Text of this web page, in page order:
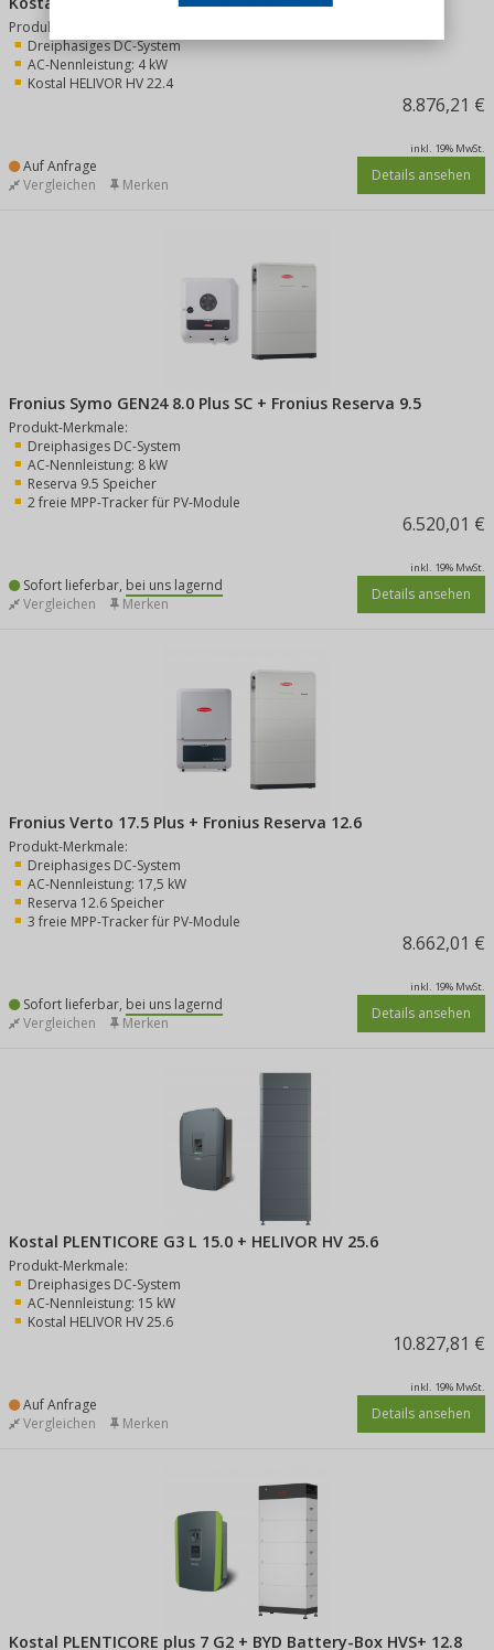
Produkt-Merkmale:
Dreiphasiges DC-System
AC-Nennleistung: 4 kW
Kostal HELIVOR HV 22.4
8.876,21 €
inkl. 19% MwSt.
Auf Anfrage Details ansehen
Vergleichen Merken
Fronius Symo GEN24 8.0 Plus SC + Fronius Reserva 9.5
Produkt-Merkmale:
Dreiphasiges DC-System
AC-Nennleistung: 8 kW
Reserva 9.5 Speicher
2 freie MPP-Tracker für PV-Module
6.520,01 €
inkl. 19% MwSt.
Sofort lieferbar, bei uns lagernd Details ansehen
Vergleichen Merken
Fronius Verto 17.5 Plus + Fronius Reserva 12.6
Produkt-Merkmale:
Dreiphasiges DC-System
AC-Nennleistung: 17,5 kW
Reserva 12.6 Speicher
3 freie MPP-Tracker für PV-Module
8.662,01 €
inkl. 19% MwSt.
Sofort lieferbar, bei uns lagernd Details ansehen
Vergleichen Merken
Kostal PLENTICORE G3 L 15.0 + HELIVOR HV 25.6
Produkt-Merkmale:
Dreiphasiges DC-System
AC-Nennleistung: 15 kW
Kostal HELIVOR HV 25.6
10.827,81 €
inkl. 19% MwSt.
Auf Anfrage Details ansehen
Vergleichen Merken
Kostal PLENTICORE plus 7 G2 + BYD Battery-Box HVS+ 12.8